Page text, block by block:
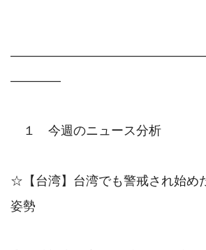
――――
１　今週のニュース分析
☆【台湾】台湾でも警戒され始め
姿勢